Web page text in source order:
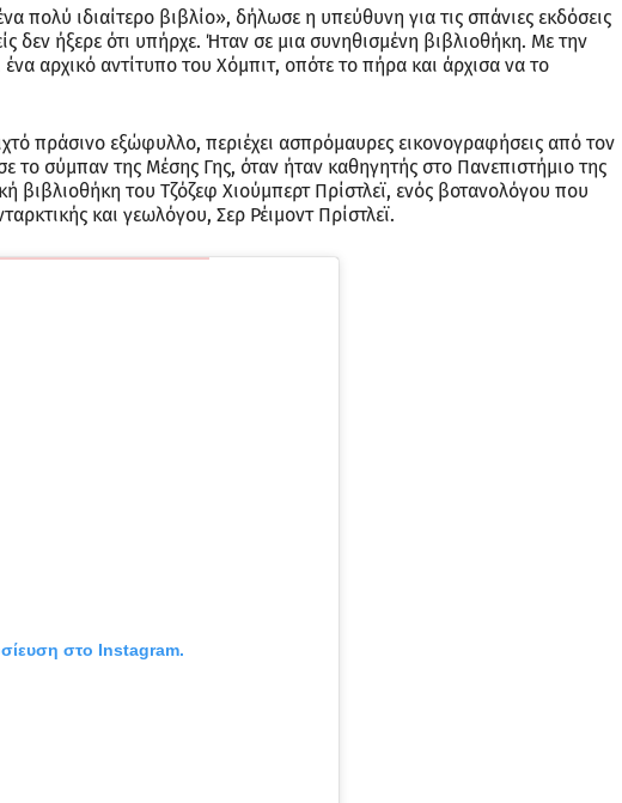
πολύ ιδιαίτερο βιβλίο», δήλωσε η υπεύθυνη για τις σπάνιες εκδόσεις
δεν ήξερε ότι υπήρχε. Ήταν σε μια συνηθισμένη βιβλιοθήκη. Με την
αρχικό αντίτυπο του Χόμπιτ, οπότε το πήρα και άρχισα να το
πράσινο εξώφυλλο, περιέχει ασπρόμαυρες εικονογραφήσεις από τον
το σύμπαν της Μέσης Γης, όταν ήταν καθηγητής στο Πανεπιστήμιο της
βιβλιοθήκη του Τζόζεφ Χιούμπερτ Πρίστλεϊ, ενός βοτανολόγου που
και γεωλόγου, Σερ Ρέιμοντ Πρίστλεϊ.
στο Instagram.